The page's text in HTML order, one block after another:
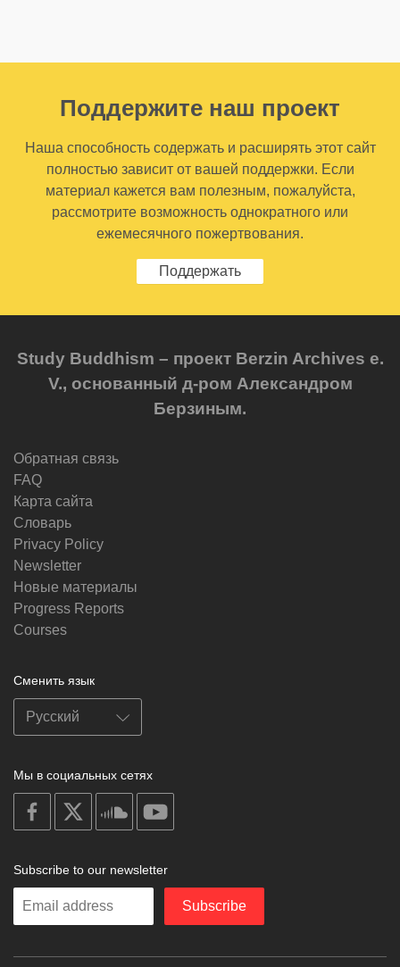
Поддержите наш проект
Наша способность содержать и расширять этот сайт
полностью зависит от вашей поддержки. Если
материал кажется вам полезным, пожалуйста,
рассмотрите возможность однократного или
ежемесячного пожертвования.
Поддержать
Study Buddhism – проект Berzin Archives e.
V., основанный д-ром Александром
Берзиным.
Обратная связь
FAQ
Карта сайта
Словарь
Privacy Policy
Newsletter
Новые материалы
Progress Reports
Courses
Сменить язык
Мы в социальных сетях
on
facebook
soundcloud
Subscribe to our newsletter
Enter
Subscribe